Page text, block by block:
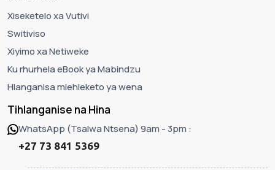
Xiseketelo xa Vutivi
Switiviso
Xiyimo xa Netiweke
Ku rhurhela eBook ya Mabindzu
Hlanganisa miehleketo ya wena
Tihlanganise na Hina
WhatsApp (Tsalwa Ntsena) 9am - 3pm :
+27 73 841 5369